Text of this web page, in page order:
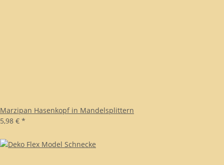
Marzipan Hasenkopf in Mandelsplittern
5,98 € *